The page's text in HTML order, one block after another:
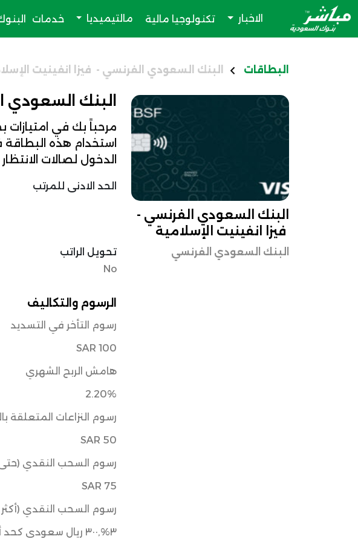
الاخبار تكنولوجيا مالية مالتيميديا خدمات
البطاقات البنك السعودي الفرنسي - فيزا انفينيت
البنك السعودي الفرنسي -
فيزا انفينيت الإسلامية
البنك السعودي الفرنسي
البنك السعودي
مرحباً بك في امتيازات
استخدام هذه البطاقة
الدخول لصالات
الحد الادنى للمرتب
تحويل الراتب
No
الرسوم والتكاليف
رسوم التأخر في التسديد
SAR 100
هامش الربح الشهري
2.20%
رسوم النزاعات المتعلقة
SAR 50
رسوم السحب النقدي (حتى ٥,٠٠٠ ريال
SAR 75
رسوم السحب النقدي (أكثر من ٥٠٠٠ ريال
٣%,٣٠٠ ريال سعودي كحد أقصى